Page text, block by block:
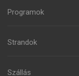
Programok
Strandok
Szállás